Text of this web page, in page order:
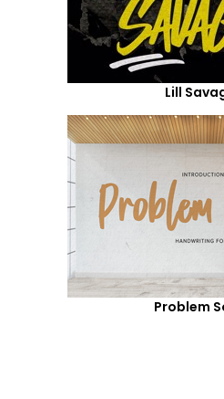
Lill
Problem